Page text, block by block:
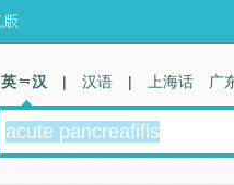
英 汉 | 汉语 | 上海话 广